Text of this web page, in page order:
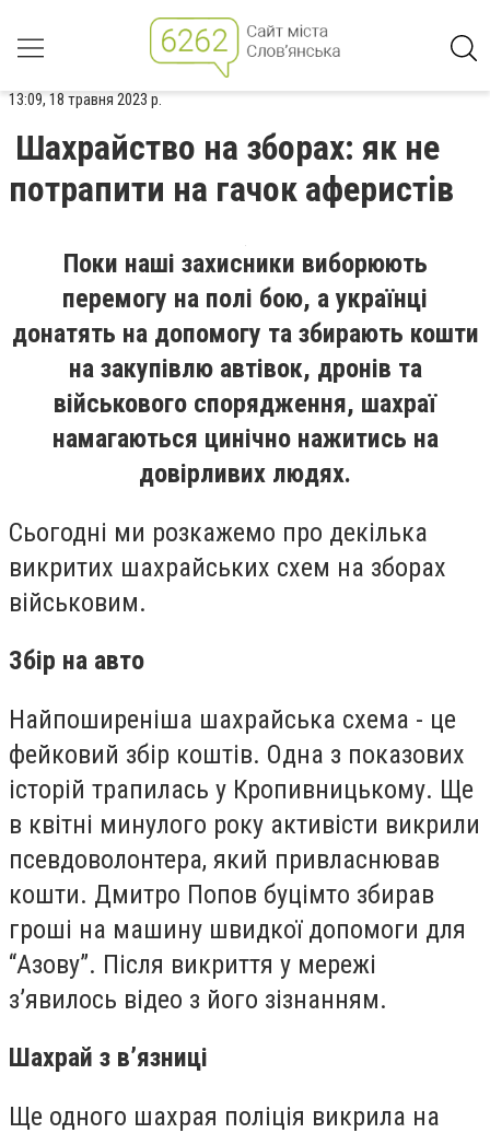
13:09, 18 травня 2023 р.
Шахрайство на зборах: як не
потрапити на гачок аферистів
Поки наші захисники виборюють
перемогу на полі бою, а українці
донатять на допомогу та збирають кошти
на закупівлю автівок, дронів та
військового спорядження, шахраї
намагаються цинічно нажитись на
довірливих людях.
Сьогодні ми розкажемо про декілька
викритих шахрайських схем на зборах
військовим.
Збір на авто
Найпоширеніша шахрайська схема - це
фейковий збір коштів. Одна з показових
історій трапилась у Кропивницькому. Ще
в квітні минулого року активісти викрили
псевдоволонтера, який привласнював
кошти. Дмитро Попов буцімто збирав
гроші на машину швидкої допомоги для
“Азову”. Після викриття у мережі
з’явилось відео з його зізнанням.
Шахрай з в’язниці
Ще одного шахрая поліція викрила на